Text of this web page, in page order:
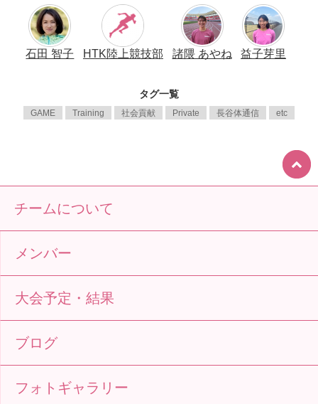
石田 智子 HTK陸上競技部 諸隈 あやね 益子芽里
タグ一覧
GAME Training 社会貢献 Private 長谷体通信 etc
チームについて
メンバー
大会予定・結果
ブログ
フォトギャラリー